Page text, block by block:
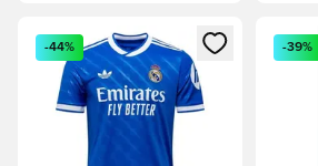
Megnyit egy modált a
-44% -39%